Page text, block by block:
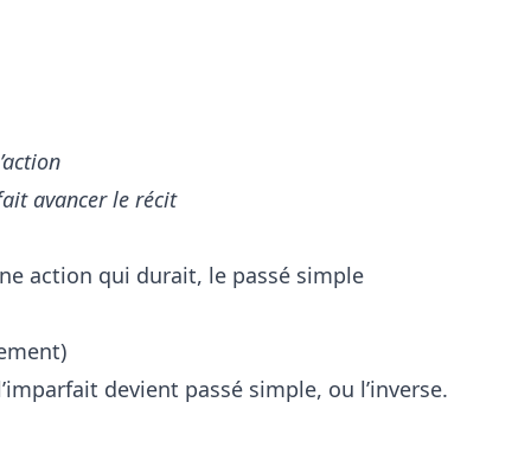
avancer le récit
action qui durait, le passé simple
devient passé simple, ou l’inverse.